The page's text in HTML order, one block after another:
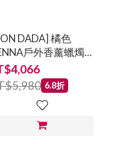
DADA] 橘色
戶外香薰蠟燭
)
6.8折